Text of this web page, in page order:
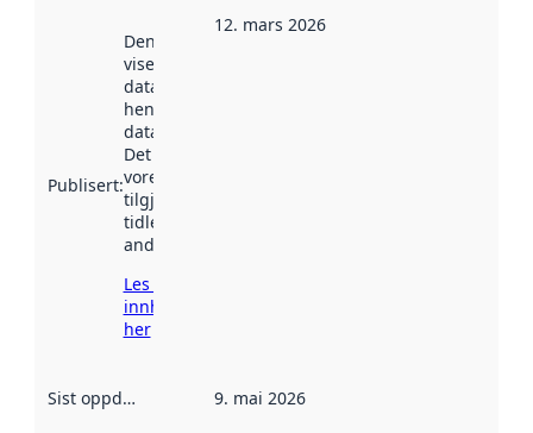
Publisert:
Denne datoen
viser når
datasettet vart
henta inn av
data.norge.no.
Det kan ha
vore
tilgjengeleg
tidlegare
andre stader.
Les meir om
innhenting
her
12. mars 2026
Sist oppdatert 9. mai 2026